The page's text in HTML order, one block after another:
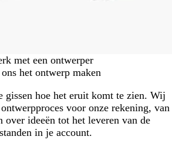
met een ontwerper
het ontwerp maken
gissen hoe het eruit komt te zien. Wij
voor onze rekening, van
over ideeën tot het leveren van de
in je account.